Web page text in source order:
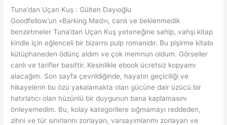
Tuna’dan Uçan Kuş : Gülten Dayıoğlu
Goodfellow’un «Barking Mad»ı, canlı ve beklenmedik
benzetmeler Tuna’dan Uçan Kuş yeteneğine sahip, vahşi kitap
kindle için eğlenceli bir bizarro pulp romanıdır. Bu pişirme kitabı
kütüphaneden ödünç aldım ve çok memnun oldum. Görseller
canlı ve tarifler basittir. Kesinlikle ebook ücretsiz kopyamı
alacağım. Son sayfa çevrildiğinde, hayatın geçiciliği ve
hikayelerin bu özü yakalamakta olan gücüne dair üzücü bir
hatırlatıcı olan hüzünlü bir duygunun bana kaplamasını
önleyemedim. Bu, kolay kategorilere sığmamayı reddeden,
zihni ve tür sınırlarını zorlayan, varsayımlarımı zorlayan ve